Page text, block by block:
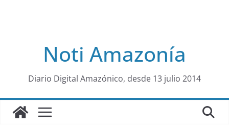
al
Noti Amazonía
Diario Digital Amazónico, desde 13 julio 2014